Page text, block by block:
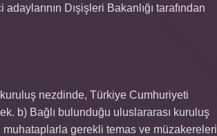
Dışişleri Bakanlığı tarafından
nezdinde, Türkiye Cumhuriyeti
b) Bağlı bulunduğu uluslararası kuruluş
gerekli temas ve müzakereleri